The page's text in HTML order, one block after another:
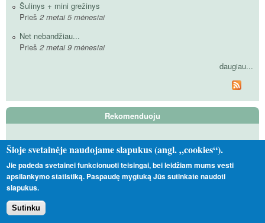
Šulinys + mini grežinys
Prieš 2 metai 5 mėnesiai
Net nebandžiau...
Prieš 2 metai 9 mėnesiai
daugiau...
Rekomenduoju
Tas Toks Kitoks
Vadinamieji satanistai
Nepavėjui
Šioje svetainėje naudojame slapukus (angl. „cookies“).
Jie padeda svetainei funkcionuoti teisingai, bei leidžiam mums vesti
apsilankymo statistiką. Paspaudę mygtuką Jūs sutinkate naudoti
slapukus.
Sutinku